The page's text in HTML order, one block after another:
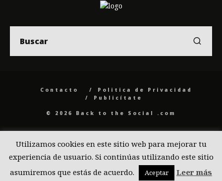
Contacto
Politica de Privacidad
Publicítate
© 2026 Back to the Social .com
Utilizamos cookies en este sitio web para mejorar tu
experiencia de usuario. Si continúas utilizando este sitio
asumiremos que estás de acuerdo.
Aceptar Leer más